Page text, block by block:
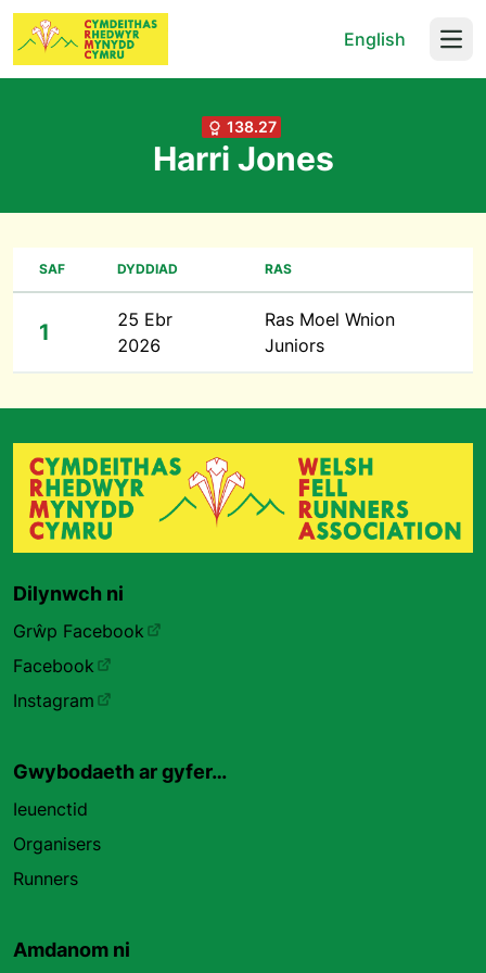
English
138.27
Harri Jones
SAF DYDDIAD RAS
1
25 Ebr
2026
Ras Moel Wnion
Juniors
Dilynwch ni
Grŵp Facebook
Facebook
Instagram
Gwybodaeth ar gyfer…
Ieuenctid
Organisers
Runners
Amdanom ni